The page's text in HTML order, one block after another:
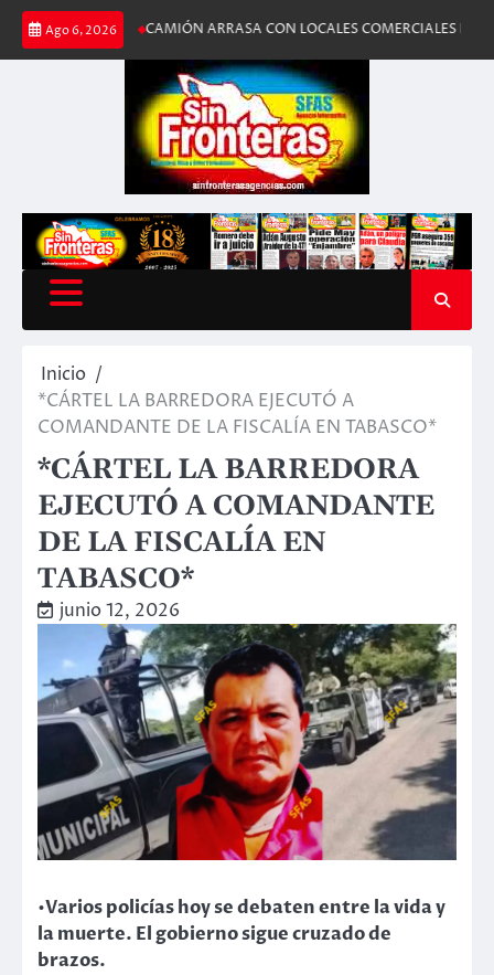
Saltar
contenido
Ago 6, 2026
CAMIÓN ARRASA CON LOCALES COMERCIALES DEL MERCADO
Inicio
*CÁRTEL LA BARREDORA EJECUTÓ A
COMANDANTE DE LA FISCALÍA EN TABASCO*
*CÁRTEL LA BARREDORA
EJECUTÓ A COMANDANTE
DE LA FISCALÍA EN
TABASCO*
junio 12, 2026
•Varios policías hoy se debaten entre la vida y
la muerte. El gobierno sigue cruzado de
brazos.